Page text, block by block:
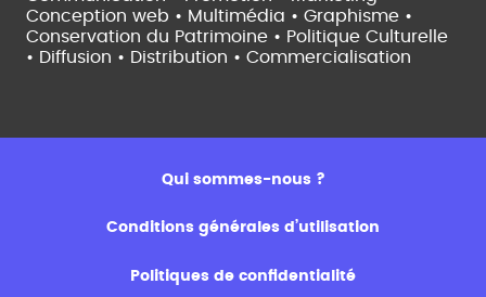
Conception web • Multimédia • Graphisme •
Conservation du Patrimoine • Politique Culturelle
• Diffusion • Distribution • Commercialisation
Qui sommes-nous ?
Conditions générales d’utilisation
Politiques de confidentialité